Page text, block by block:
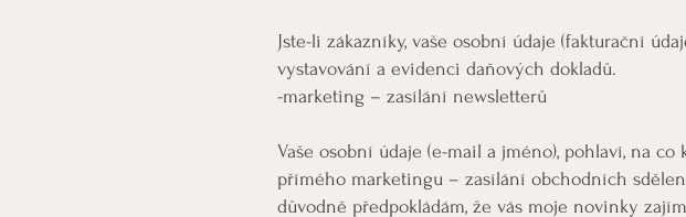
Jste-li zákazníky, vaše osobní údaje (fakturační
vystavování a evidenci daňových dokladů.
-marketing – zasílání newsletterů
Vaše osobní údaje (e-mail a jméno), pohlaví, na
přímého marketingu – zasílání obchodních
důvodně předpokládám, že vás moje novinky